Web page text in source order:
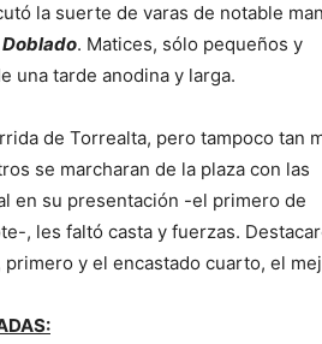
la suerte de varas de notable
. Matices, sólo pequeños y
una tarde anodina y larga.
de Torrealta, pero tampoco tan
se marcharan de la plaza con las
en su presentación -el primero de
, les faltó casta y fuerzas.
y el encastado cuarto, el